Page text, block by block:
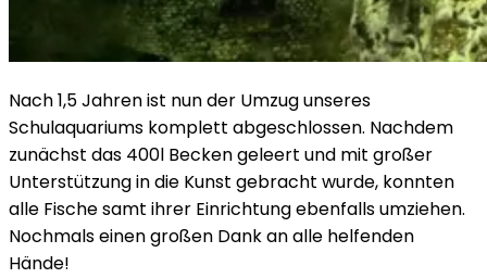
Nach 1,5 Jahren ist nun der Umzug unseres
Schulaquariums komplett abgeschlossen. Nachdem
zunächst das 400l Becken geleert und mit großer
Unterstützung in die Kunst gebracht wurde, konnten
alle Fische samt ihrer Einrichtung ebenfalls umziehen.
Nochmals einen großen Dank an alle helfenden
Hände!